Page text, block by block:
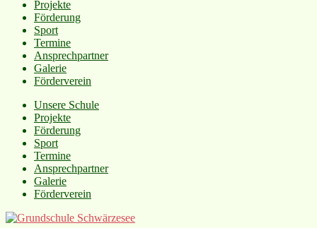
Projekte
Förderung
Sport
Termine
Ansprechpartner
Galerie
Förderverein
Unsere Schule
Projekte
Förderung
Sport
Termine
Ansprechpartner
Galerie
Förderverein